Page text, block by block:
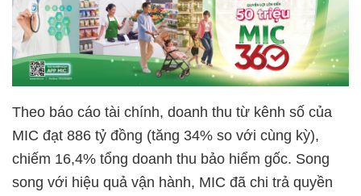
Theo báo cáo tài chính, doanh thu từ kênh số của
MIC đạt 886 tỷ đồng (tăng 34% so với cùng kỳ),
chiếm 16,4% tổng doanh thu bảo hiểm gốc. Song
song với hiệu quả vận hành, MIC đã chi trả quyền